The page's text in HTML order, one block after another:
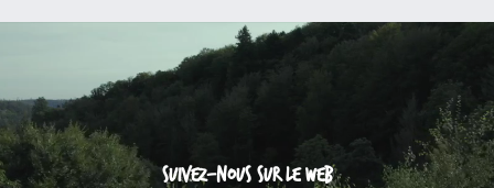
Suivez-nous sur le web